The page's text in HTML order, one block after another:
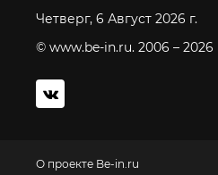
Четверг, 6 Август 2026 г.
© www.be-in.ru. 2006 – 2026
О проекте Be-in.ru